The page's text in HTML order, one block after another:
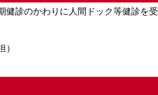
健診のかわりに人間ドック等健診を受